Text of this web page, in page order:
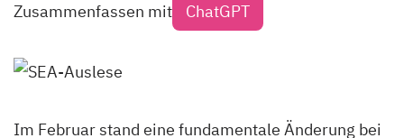
Zusammenfassen mit ChatGPT
Im Februar stand eine fundamentale Änderung bei